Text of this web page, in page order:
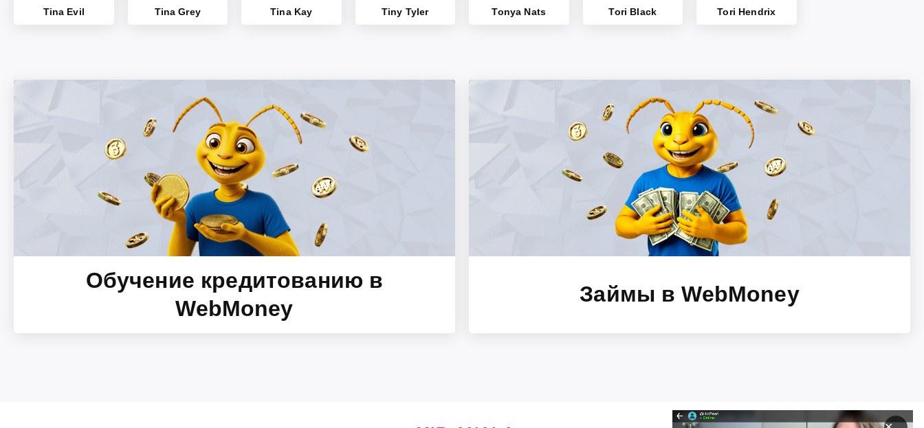
Tina Evil Tina Grey Tina Kay Tiny Tyler Tonya Nats Tori Black Tori Hendrix
Обучение кредитованию в
WebMoney
Займы в WebMoney